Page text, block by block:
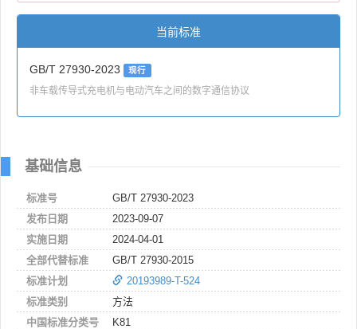
当前标准
GB/T 27930-2023 现行
非车载传导式充电机与电动汽车之间的数字通信协议
基础信息
标准号
GB/T 27930-2023
发布日期
2023-09-07
实施日期
2024-04-01
全部代替标准
GB/T 27930-2015
标准计划
20193989-T-524
标准类别
方法
中国标准分类号
K81